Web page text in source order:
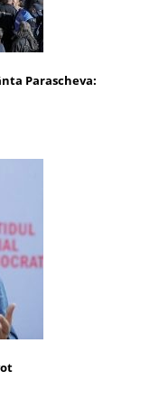
Parascheva: